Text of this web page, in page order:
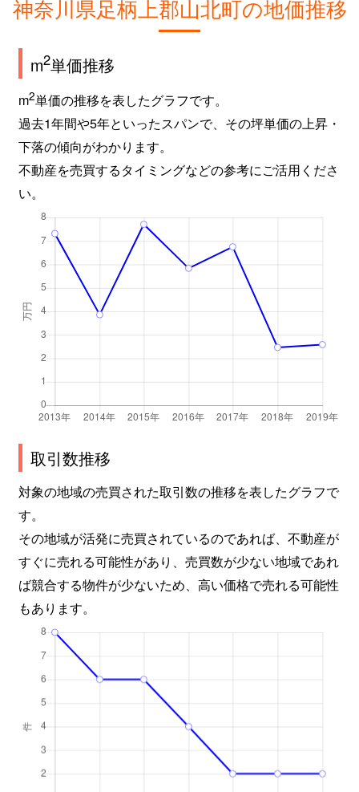
神奈川県足柄上郡山北町の地価推移
m2単価推移
m2単価の推移を表したグラフです。
過去1年間や5年といったスパンで、その坪単価の上昇・
下落の傾向がわかります。
不動産を売買するタイミングなどの参考にご活用くださ
い。
取引数推移
対象の地域の売買された取引数の推移を表したグラフで
す。
その地域が活発に売買されているのであれば、不動産が
すぐに売れる可能性があり、売買数が少ない地域であれ
ば競合する物件が少ないため、高い価格で売れる可能性
もあります。